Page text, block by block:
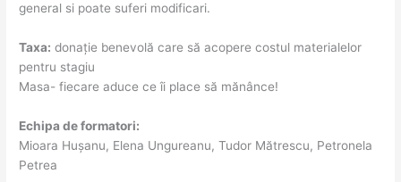
general si poate suferi modificari.
Taxa: donație benevolă care să acopere costul materialelor
pentru stagiu
Masa- fiecare aduce ce îi place să mănânce!
Echipa de formatori:
Mioara Hușanu, Elena Ungureanu, Tudor Mătrescu, Petronela
Petrea